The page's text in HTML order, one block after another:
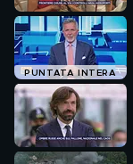
PUNTATA INTERA